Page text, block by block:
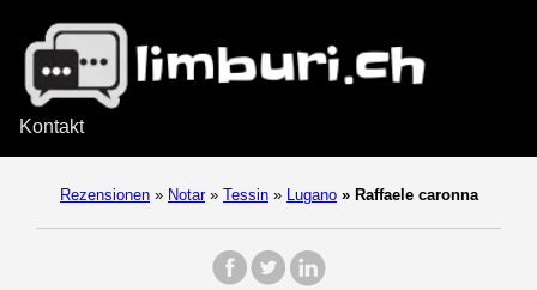
Kontakt
Rezensionen » Notar » Tessin » Lugano » Raffaele caronna